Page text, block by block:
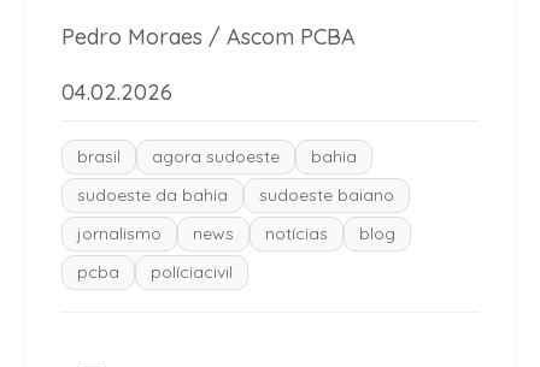
Pedro Moraes / Ascom PCBA
04.02.2026
brasil agora sudoeste
bahia
sudoeste da bahia
sudoeste baiano
jornalismo
news notícias
blog
pcba
políciacivil